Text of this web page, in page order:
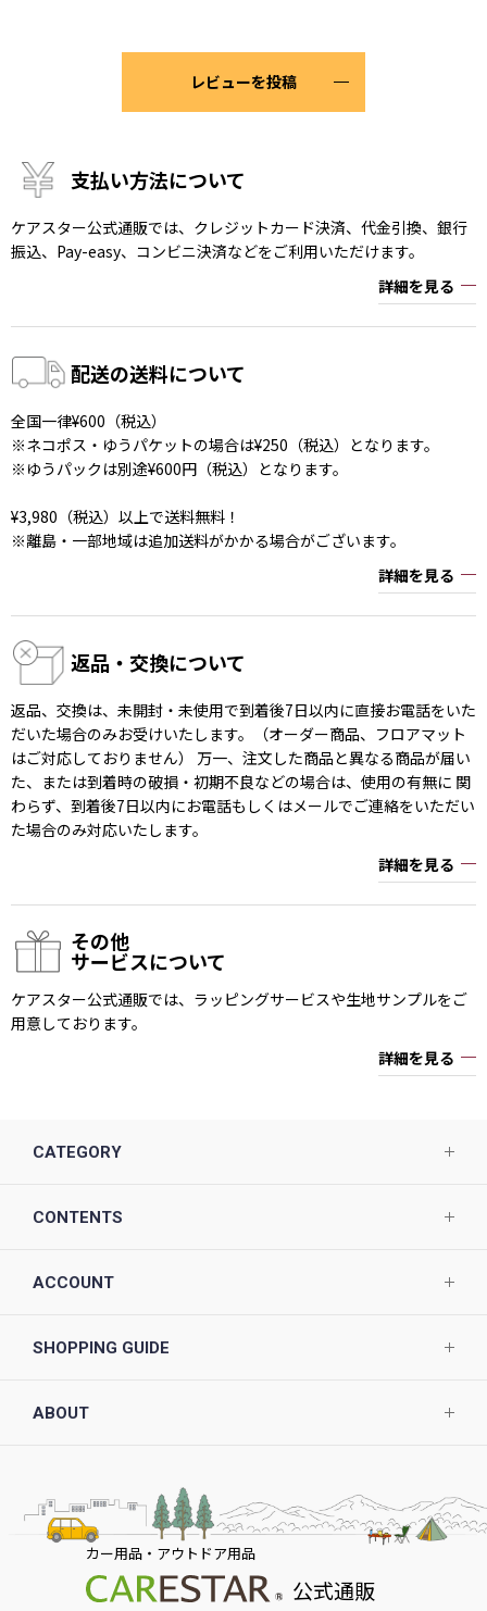
レビューを投稿
支払い方法について
ケアスター公式通販では、クレジットカード決済、代金引換、銀行
振込、Pay-easy、コンビニ決済などをご利用いただけます。
詳細を見る
配送の送料について
全国一律¥600（税込）
※ネコポス・ゆうパケットの場合は¥250（税込）となります。
※ゆうパックは別途¥600円（税込）となります。
¥3,980（税込）以上で送料無料！
※離島・一部地域は追加送料がかかる場合がございます。
詳細を見る
返品・交換について
返品、交換は、未開封・未使用で到着後7日以内に直接お電話をいた
だいた場合のみお受けいたします。（オーダー商品、フロアマット
はご対応しておりません） 万一、注文した商品と異なる商品が届い
た、または到着時の破損・初期不良などの場合は、使用の有無に 関
わらず、到着後7日以内にお電話もしくはメールでご連絡をいただい
た場合のみ対応いたします。
詳細を見る
その他
サービスについて
ケアスター公式通販では、ラッピングサービスや生地サンプルをご
用意しております。
詳細を見る
CATEGORY
CONTENTS
ACCOUNT
SHOPPING GUIDE
ABOUT
カー用品・アウトドア用品
公式通販